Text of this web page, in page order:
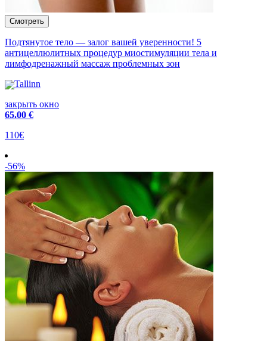
Подтянутое тело — залог вашей уверенности! 5
антицеллюлитных процедур миостимуляции тела и
лимфодренажный массаж проблемных зон
Tallinn
закрыть окно
65.00 €
110€
-56%